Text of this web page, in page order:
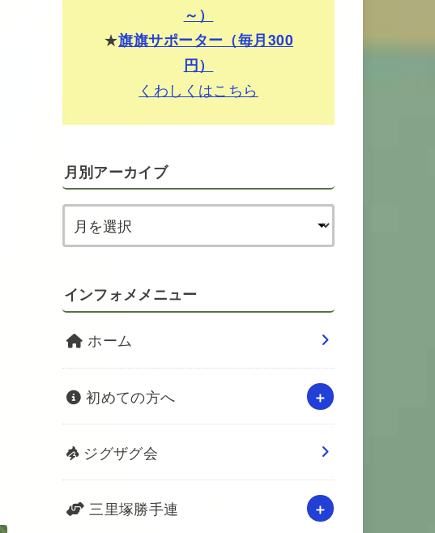
～）
★旗旗サポーター（毎月300
円）
くわしくはこちら
月別アーカイブ
インフォメメニュー
ホーム
初めての方へ
ジグザグ会
三里塚勝手連